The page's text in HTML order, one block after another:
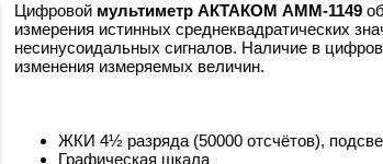
Цифровой мультиметр АКТАКОМ АММ-1149
измерения истинных среднеквадратических
несинусоидальных сигналов. Наличие в
изменения измеряемых величин.
ЖКИ 4½ разряда (50000 отсчётов),
Графическая шкала